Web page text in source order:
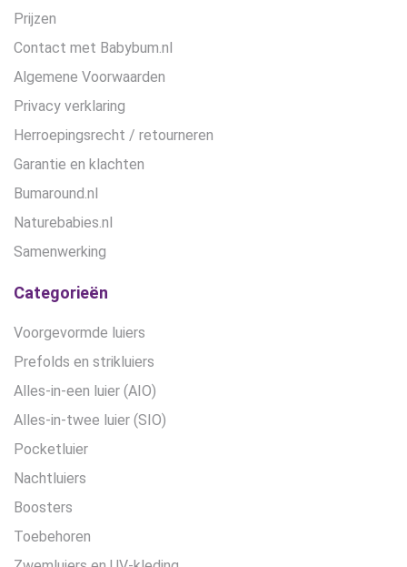
Prijzen
Contact met Babybum.nl
Algemene Voorwaarden
Privacy verklaring
Herroepingsrecht / retourneren
Garantie en klachten
Bumaround.nl
Naturebabies.nl
Samenwerking
Categorieën
Voorgevormde luiers
Prefolds en strikluiers
Alles-in-een luier (AIO)
Alles-in-twee luier (SIO)
Pocketluier
Nachtluiers
Boosters
Toebehoren